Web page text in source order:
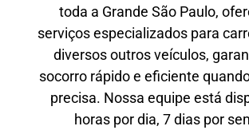
toda a Grande São Paulo,
serviços especializados para
diversos outros veículos,
socorro rápido e eficiente
precisa. Nossa equipe está
horas por dia, 7 dias por